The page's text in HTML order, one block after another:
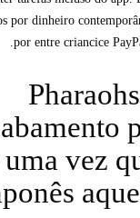
por dinheiro
por entre criancice
vez